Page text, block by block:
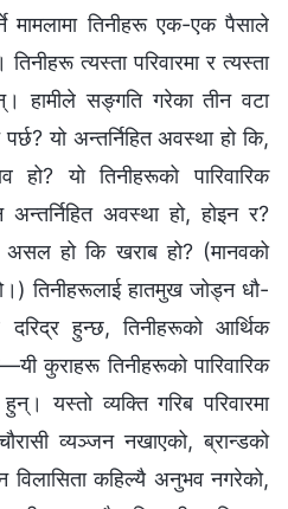
मामलामा तिनीहरू एक-एक पैसाले
त्यस्ता परिवारमा र त्यस्ता
हामीले सङ्गति गरेका तीन वटा
यो अन्तर्निहित अवस्था हो कि,
हो? यो तिनीहरूको पारिवारिक
अवस्था हो, होइन र?
असल हो कि खराब हो? (मानवको
तिनीहरूलाई हातमुख जोड्न धौ-
दरिद्र हुन्छ, तिनीहरूको आर्थिक
कुराहरू तिनीहरूको पारिवारिक
यस्तो व्यक्ति गरिब परिवारमा
व्यञ्जन नखाएको, ब्रान्डको
विलासिता कहिल्यै अनुभव नगरेको,